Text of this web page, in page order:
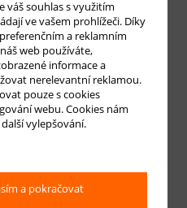
váš souhlas s využitím
ve vašem prohlížeči. Díky
a reklamním
web používáte,
informace a
nerelevantní reklamou.
pouze s cookies
webu. Cookies nám
vylepšování.
a pokračovat